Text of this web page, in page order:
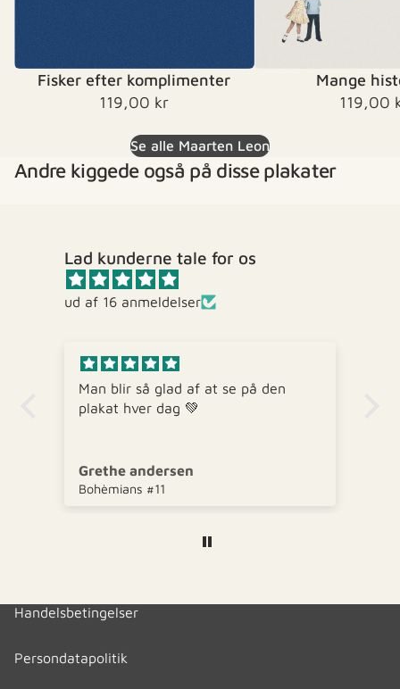
Fisker efter komplimenter
119,00 kr
Mange
119,00
Se alle Maarten Leon
Andre kiggede også på disse plakater
Lad kunderne tale for os
ud af 16 anmeldelser
Man blir så glad af at se på den
plakat hver dag 💚
Grethe andersen
Bohèmians #11
Handelsbetingelser
Persondatapolitik